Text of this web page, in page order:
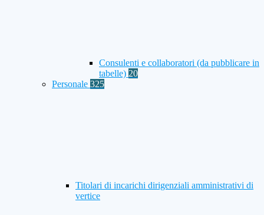
Consulenti e collaboratori (da pubblicare in
tabelle) 20
Personale 325
Titolari di incarichi dirigenziali amministrativi di
vertice